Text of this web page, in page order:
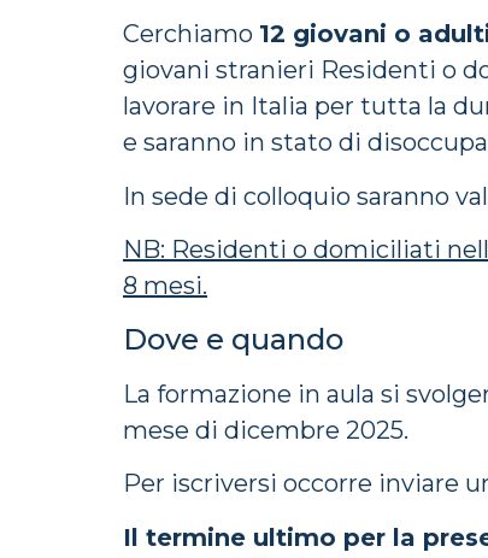
Cerchiamo 12 giovani o
giovani stranieri Residenti o
lavorare in Italia per tutta la
e saranno in stato di
In sede di colloquio saranno
NB: Residenti o domiciliati
8 mesi.
Dove e quando
La formazione in aula si
mese di dicembre 2025.
Per iscriversi occorre inviare
Il termine ultimo per la